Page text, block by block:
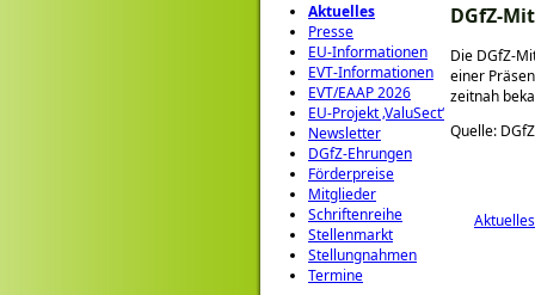
Aktuelles
Presse
EU-Informationen
EVT-Informationen
EVT/EAAP 2026
EU-Projekt ‚ValuSect‘
Newsletter
DGfZ-Ehrungen
Förderpreise
Mitglieder
Schriftenreihe
Stellenmarkt
Stellungnahmen
Termine
DGfZ-
Die DGfZ-
einer
zeitnah
Quelle: DGfZ
Aktuelles